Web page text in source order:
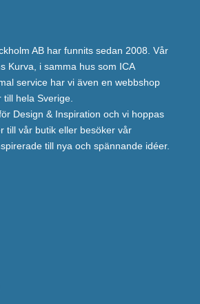
AB har funnits sedan 2008. Vår
Kurva, i samma hus som ICA
service har vi även en webbshop
hela Sverige.
Design & Inspiration och vi hoppas
till vår butik eller besöker vår
till nya och spännande idéer.